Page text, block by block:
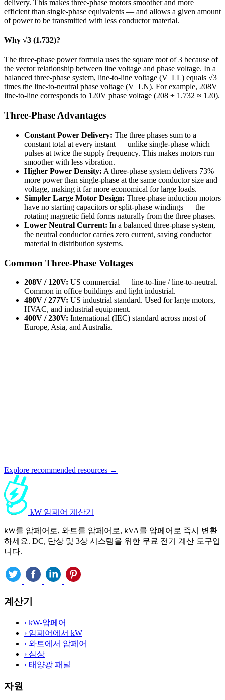
delivery. This makes three-phase motors smoother and more
efficient than single-phase equivalents — and allows a given amount
of power to be transmitted with less conductor material.
Why √3 (1.732)?
The three-phase power formula uses the square root of 3 because of
the vector relationship between line voltage and phase voltage. In a
balanced three-phase system, line-to-line voltage (V_LL) equals √3
times the line-to-neutral phase voltage (V_LN). For example, 208V
line-to-line corresponds to 120V phase voltage (208 ÷ 1.732 ≈ 120).
Three-Phase Advantages
Constant Power Delivery: The three phases sum to a
constant total at every instant — unlike single-phase which
pulses at twice the supply frequency. This makes motors run
smoother with less vibration.
Higher Power Density: A three-phase system delivers 73%
more power than single-phase at the same conductor size and
voltage, making it far more economical for large loads.
Simpler Large Motor Design: Three-phase induction motors
have no starting capacitors or split-phase windings — the
rotating magnetic field forms naturally from the three phases.
Lower Neutral Current: In a balanced three-phase system,
the neutral conductor carries zero current, saving conductor
material in distribution systems.
Common Three-Phase Voltages
208V / 120V: US commercial — line-to-line / line-to-neutral.
Common in office buildings and light industrial.
480V / 277V: US industrial standard. Used for large motors,
HVAC, and industrial equipment.
400V / 230V: International (IEC) standard across most of
Europe, Asia, and Australia.
Explore recommended resources →
kW 암페어 계산기
kW를 암페어로, 와트를 암페어로, kVA를 암페어로 즉시 변환
하세요. DC, 단상 및 3상 시스템을 위한 무료 전기 계산 도구입
니다.
계산기
› kW-암페어
› 암페어에서 kW
› 와트에서 암페어
› 삼상
› 태양광 패널
자원